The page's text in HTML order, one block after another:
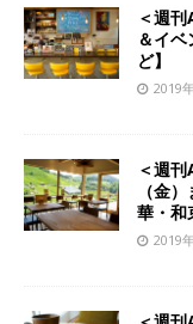
＜週
＆イ
ど】
2019
＜週
（金
華・和
2019